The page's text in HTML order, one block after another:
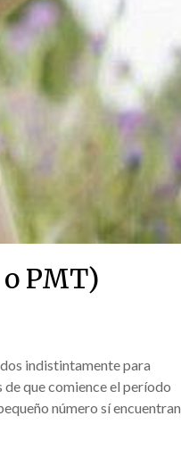
PMT)
indistintamente para
que comience el período
número sí encuentran